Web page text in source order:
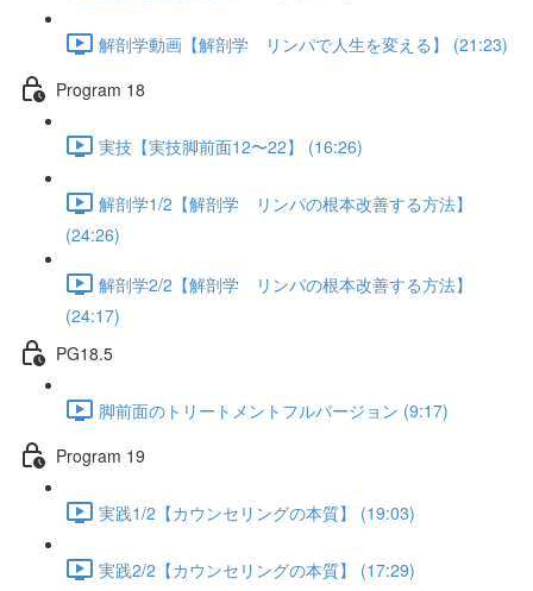
解剖学動画【解剖学 リンパで人生を変える】 (21:23)
Program 18
実技【実技脚前面12〜22】 (16:26)
解剖学1/2【解剖学 リンパの根本改善する方法】
(24:26)
解剖学2/2【解剖学 リンパの根本改善する方法】
(24:17)
PG18.5
脚前面のトリートメントフルバージョン (9:17)
Program 19
実践1/2【カウンセリングの本質】 (19:03)
実践2/2【カウンセリングの本質】 (17:29)